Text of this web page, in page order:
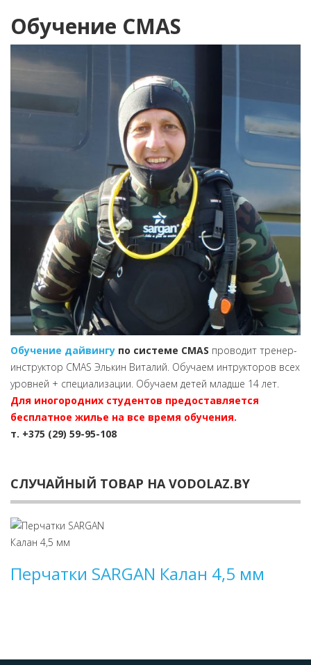
Обучение CMAS
Обучение дайвингу по системе CMAS проводит тренер-
инструктор CMAS Элькин Виталий. Обучаем интрукторов всех
уровней + специализации. Обучаем детей младше 14 лет.
Для иногородних студентов предоставляется
бесплатное жилье на все время обучения.
т. +375 (29) 59-95-108
СЛУЧАЙНЫЙ ТОВАР НА VODOLAZ.BY
Перчатки SARGAN Калан 4,5 мм